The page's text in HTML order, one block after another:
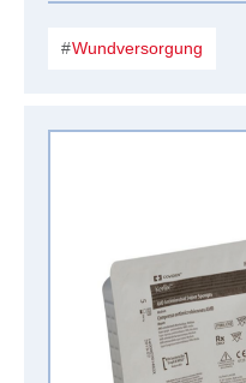
Wundversorgung